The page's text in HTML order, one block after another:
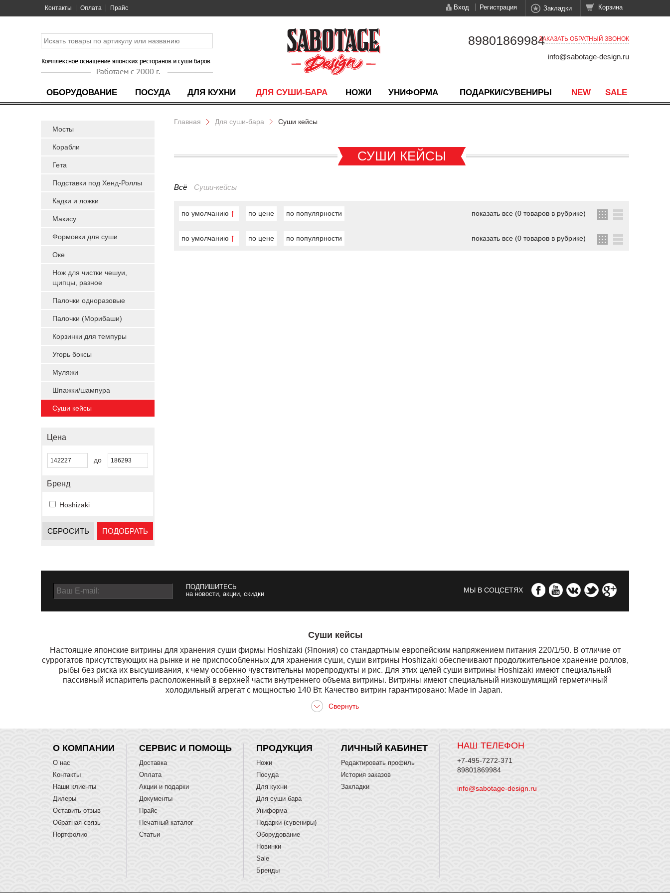
Контакты Оплата Прайс Вход Регистрация Закладки Корзина
ОБОРУДОВАНИЕ ПОСУДА ДЛЯ КУХНИ ДЛЯ СУШИ-БАРА НОЖИ УНИФОРМА ПОДАРКИ/СУВЕНИРЫ NEW SALE
89801869984ЗАКАЗАТЬ ОБРАТНЫЙ ЗВОНОК
info@sabotage-design.ru
Мосты
Корабли
Гета
Подставки под Хенд-Роллы
Кадки и ложки
Макису
Формовки для суши
Оке
Нож для чистки чешуи,
щипцы, разное
Палочки одноразовые
Палочки (Морибаши)
Корзинки для темпуры
Угорь боксы
Муляжи
Шпажки/шампура
Суши кейсы
Цена
до
Бренд
Hoshizaki
СБРОСИТЬ ПОДОБРАТЬ
Главная Для суши-бара Суши кейсы
СУШИ КЕЙСЫ
Всё Суши-кейсы
по умолчанию по цене по популярности показать все (0 товаров в рубрике)
по умолчанию по цене по популярности показать все (0 товаров в рубрике)
ПОДПИШИТЕСЬ
на новости, акции, скидки
МЫ В СОЦСЕТЯХ
Суши кейсы
Настоящие японские витрины для хранения суши фирмы Hoshizaki (Япония) со стандартным европейским напряжением питания 220/1/50. В отличие от
суррогатов присутствующих на рынке и не приспособленных для хранения суши, суши витрины Hoshizaki обеспечивают продолжительное хранение роллов,
рыбы без риска их высушивания, к чему особенно чувствительны морепродукты и рис. Для этих целей суши витрины Hoshizaki имеют специальный
пассивный испаритель расположенный в верхней части внутреннего объема витрины. Витрины имеют специальный низкошумящий герметичный
холодильный агрегат с мощностью 140 Вт. Качество витрин гарантировано: Made in Japan.
НАШ ТЕЛЕФОН
+7-495-7272-371
89801869984
info@sabotage-design.ru
О КОМПАНИИ
О нас
Контакты
Наши клиенты
Дилеры
Оставить отзыв
Обратная связь
Портфолио
СЕРВИС И ПОМОЩЬ
Доставка
Оплата
Акции и подарки
Документы
Прайс
Печатный каталог
Статьи
ПРОДУКЦИЯ
Ножи
Посуда
Для кухни
Для суши бара
Униформа
Подарки (сувениры)
Оборудование
Новинки
Sale
Бренды
ЛИЧНЫЙ КАБИНЕТ
Редактировать профиль
История заказов
Закладки